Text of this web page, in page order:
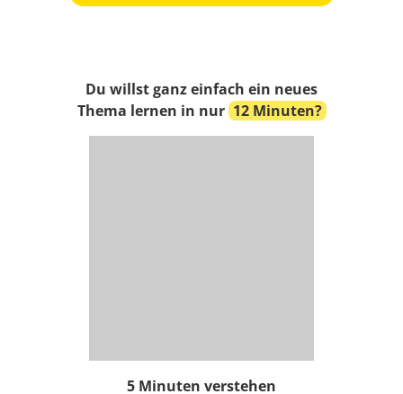
Du willst ganz einfach ein neues
Thema lernen in nur 12 Minuten?
5 Minuten verstehen